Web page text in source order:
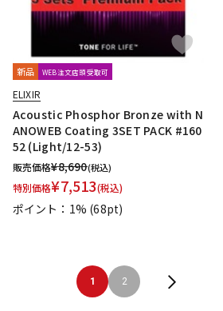
新品 WEB注文店頭受取可
ELIXIR
Acoustic Phosphor Bronze with N
ANOWEB Coating 3SET PACK #160
52 (Light/12-53)
販売価格¥8,690(税込)
特別価格¥7,513(税込)
ポイント：1% (68pt)
1 2